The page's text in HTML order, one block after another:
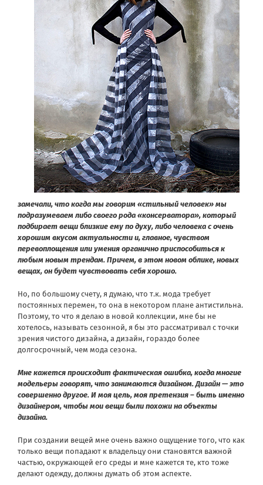
замечали, что когда мы говорим «стильный человек» мы
подразумеваем либо своего рода «консерватора», который
подбирает вещи близкие ему по духу, либо человека с очень
хорошим вкусом актуальности и, главное, чувством
перевоплощения или умения органично приспособиться к
любым новым трендам. Причем, в этом новом облике, новых
вещах, он будет чувствовать себя хорошо.
Но, по большому счету, я думаю, что т.к. мода требует
постоянных перемен, то она в некотором плане антистильна.
Поэтому, то что я делаю в новой коллекции, мне бы не
хотелось, называть сезонной, я бы это рассматривал с точки
зрения чистого дизайна, а дизайн, гораздо более
долгосрочный, чем мода сезона.
Мне кажется происходит фактическая ошибка, когда многие
модельеры говорят, что занимаются дизайном. Дизайн — это
совершенно другое. И моя цель, моя претензия – быть именно
дизайнером, чтобы мои вещи были похожи на объекты
дизайна.
При создании вещей мне очень важно ощущение того, что как
только вещи попадают к владельцу они становятся важной
частью, окружающей его среды и мне кажется те, кто тоже
делают одежду, должны думать об этом аспекте.